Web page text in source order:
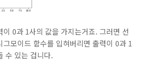
이 0과 1사의 값을 가지는거죠. 그러면 선
모이드 함수를 입혀버리면 출력이 0과 1
수 있는 겁니다.